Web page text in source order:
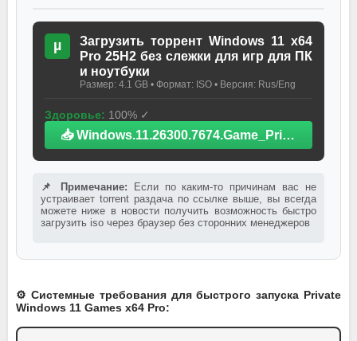
µ
Загрузить торрент Windows 11 x64
Pro 25H2 без слежки для игр для ПК
и ноутбуки
Размер: 4.1 GB • Формат: ISO • Версия: Rus/Eng
Здоровье: 100% ✓
📥 Windows.11.26300.7674.Game_Private.iso.torrent
📌 Примечание: Если по каким-то причинам вас не
устраивает torrent раздача по ссылке выше, вы всегда
можете ниже в новости получить возможность быстро
загрузить iso через браузер без сторонних менеджеров
⚙️ Системные требования для быстрого запуска Private
Windows 11 Games x64 Pro: